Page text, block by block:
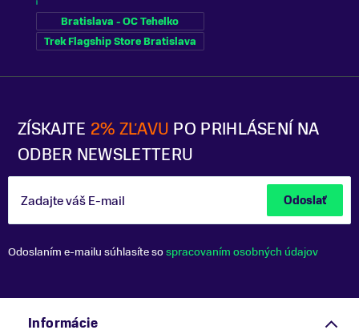
ZÍSKAJTE 2% ZĽAVU PO PRIHLÁSENÍ NA
ODBER NEWSLETTERU
Zadajte váš E-mail Odoslať
Odoslaním e-mailu súhlasíte sospracovaním osobných údajov
Bratislava - OC Tehelko
Trek Flagship Store Bratislava
Informácie